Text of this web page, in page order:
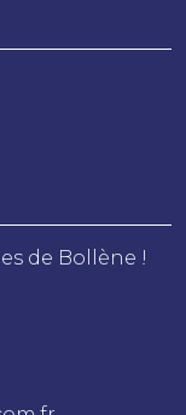
de Bollène !